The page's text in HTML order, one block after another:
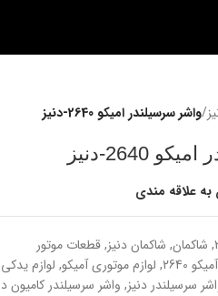
/واشر سرسیلندر امیکو 2640-دنیز
2640-دنیز
به علاقه مندی
, شاکمان, شاکمان دنیز,قطعات موتور
2640
, لوازم موتوری آمیکو, لوازم
سرسیلندر دنیز, واشر سرسیلندر کامیون